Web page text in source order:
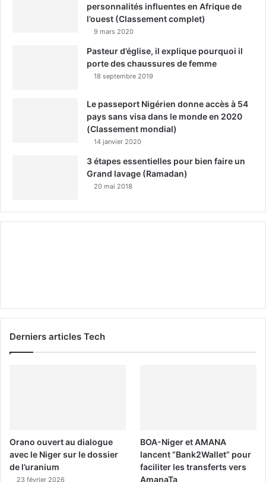
personnalités influentes en Afrique de
l’ouest (Classement complet)
9 mars 2020
Pasteur d’église, il explique pourquoi il
porte des chaussures de femme
18 septembre 2019
Le passeport Nigérien donne accès à 54
pays sans visa dans le monde en 2020
(Classement mondial)
14 janvier 2020
3 étapes essentielles pour bien faire un
Grand lavage (Ramadan)
20 mai 2018
Derniers articles Tech
Orano ouvert au dialogue
avec le Niger sur le dossier
de l’uranium
23 février 2026
BOA-Niger et AMANA
lancent “Bank2Wallet” pour
faciliter les transferts vers
AmanaTa